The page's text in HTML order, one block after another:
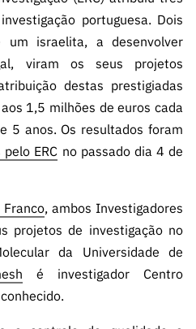
s
públicas
Manifesta
ções de
Interesse
FCCN,
serviços
FCT
Denúncia
s
Apoios
PRR –
portuguesa. Dois
um israelita, a desenvolver
viram os seus projetos
destas prestigiadas
1,5 milhões de euros cada
5 anos. Os resultados foram
ERC no passado dia 4 de
Franco, ambos Investigadores
projetos de investigação no
da Universidade de
é investigador Centro